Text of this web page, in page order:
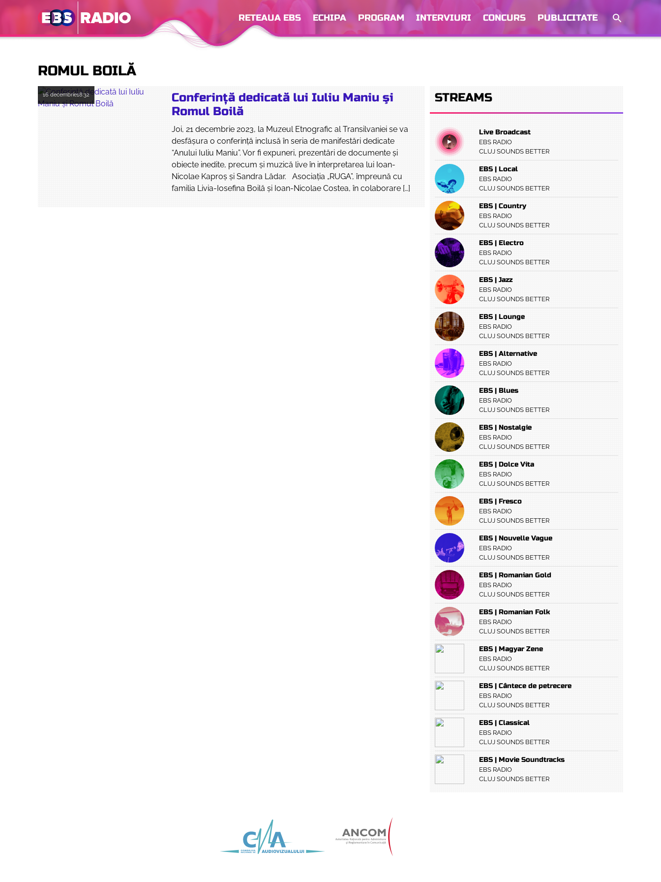
RETEAUA EBS ECHIPA PROGRAM INTERVIURI CONCURS PUBLICITATE
ROMUL BOILĂ
16 decembrie18:32
Conferinţă dedicată lui Iuliu Maniu şi
Romul Boilă
Joi, 21 decembrie 2023, la Muzeul Etnografic al Transilvaniei se va
desfăşura o conferinţă inclusă în seria de manifestări dedicate
“Anului Iuliu Maniu”. Vor fi expuneri, prezentări de documente şi
obiecte inedite, precum şi muzică live în interpretarea lui Ioan-
Nicolae Kaproş şi Sandra Lădar. Asociația „RUGA”, împreună cu
familia Livia-Iosefina Boilă și Ioan-Nicolae Costea, în colaborare […]
STREAMS
Live Broadcast
EBS RADIO
CLUJ SOUNDS BETTER
EBS | Local
EBS RADIO
CLUJ SOUNDS BETTER
EBS | Country
EBS RADIO
CLUJ SOUNDS BETTER
EBS | Electro
EBS RADIO
CLUJ SOUNDS BETTER
EBS | Jazz
EBS RADIO
CLUJ SOUNDS BETTER
EBS | Lounge
EBS RADIO
CLUJ SOUNDS BETTER
EBS | Alternative
EBS RADIO
CLUJ SOUNDS BETTER
EBS | Blues
EBS RADIO
CLUJ SOUNDS BETTER
EBS | Nostalgie
EBS RADIO
CLUJ SOUNDS BETTER
EBS | Dolce Vita
EBS RADIO
CLUJ SOUNDS BETTER
EBS | Fresco
EBS RADIO
CLUJ SOUNDS BETTER
EBS | Nouvelle Vague
EBS RADIO
CLUJ SOUNDS BETTER
EBS | Romanian Gold
EBS RADIO
CLUJ SOUNDS BETTER
EBS | Romanian Folk
EBS RADIO
CLUJ SOUNDS BETTER
EBS | Magyar Zene
EBS RADIO
CLUJ SOUNDS BETTER
EBS | Cântece de petrecere
EBS RADIO
CLUJ SOUNDS BETTER
EBS | Classical
EBS RADIO
CLUJ SOUNDS BETTER
EBS | Movie Soundtracks
EBS RADIO
CLUJ SOUNDS BETTER